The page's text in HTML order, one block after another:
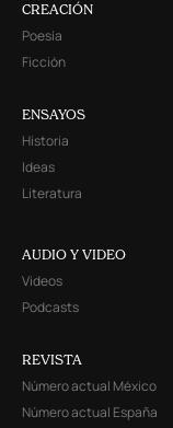
CREACIÓN
Poesía
Ficción
ENSAYOS
Historia
Ideas
Literatura
AUDIO Y VIDEO
Videos
Podcasts
REVISTA
Número actual México
Número actual España